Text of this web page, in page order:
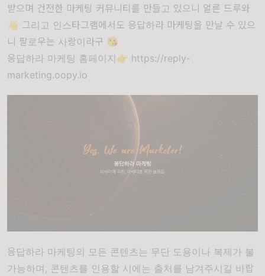
받으며 건전한 마케팅 커뮤니티를 만들고 있으니 얼른 드루와
👋 그리고 인스타그램에서도 응답하라 마케팅을 만날 수 있으
니 팔로우는 사랑이라구 😘
응답하라 마케팅 홈페이지👉 https://reply-
marketing.oopy.io
응답하라 마케팅의 모든 콘텐츠는 무단 도용이나 복제가 불
가능하며, 콘텐츠를 인용할 시에는 출처를 남겨주시길 바랍